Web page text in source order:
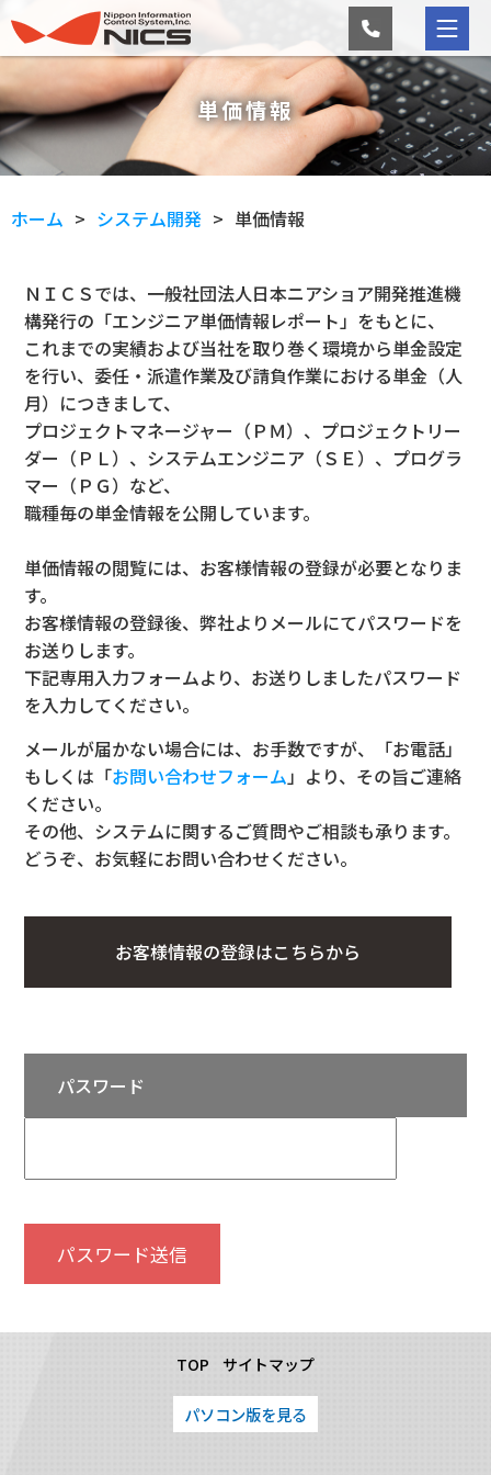
単価情報
ホーム システム開発 単価情報
ＮＩＣＳでは、一般社団法人日本ニアショア開発推進機
構発行の「エンジニア単価情報レポート」をもとに、
これまでの実績および当社を取り巻く環境から単金設定
を行い、委任・派遣作業及び請負作業における単金（人
月）につきまして、
プロジェクトマネージャー（ＰＭ）、プロジェクトリー
ダー（ＰＬ）、システムエンジニア（ＳＥ）、プログラ
マー（ＰＧ）など、
職種毎の単金情報を公開しています。
単価情報の閲覧には、お客様情報の登録が必要となりま
す。
お客様情報の登録後、弊社よりメールにてパスワードを
お送りします。
下記専用入力フォームより、お送りしましたパスワード
を入力してください。
メールが届かない場合には、お手数ですが、「お電話」
もしくは「お問い合わせフォーム」より、その旨ご連絡
ください。
その他、システムに関するご質問やご相談も承ります。
どうぞ、お気軽にお問い合わせください。
お客様情報の登録はこちらから
パスワード
TOP サイトマップ
パソコン版を見る